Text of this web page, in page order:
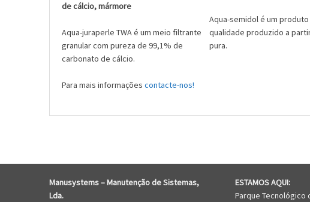
de cálcio, mármore
Aqua-juraperle TWA é um meio filtrante
granular com pureza de 99,1% de
carbonato de cálcio.
Aqua-semidol é um
qualidade produzido a
pura.
Para mais informações contacte-nos!
Manusystems –Manutenção de Sistemas,
Lda.
ESTAMOS AQUI:
Parque Tecnológico